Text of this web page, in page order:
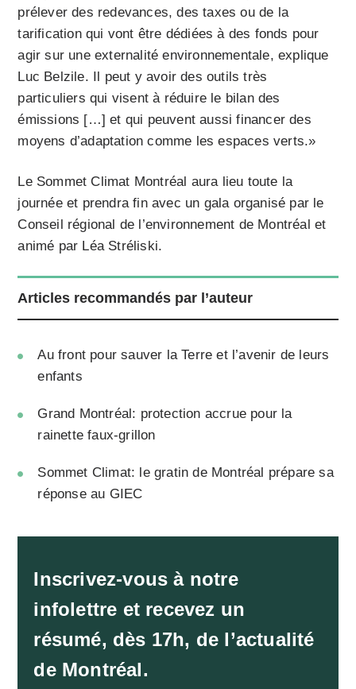
prélever des redevances, des taxes ou de la
tarification qui vont être dédiées à des fonds pour
agir sur une externalité environnementale, explique
Luc Belzile. Il peut y avoir des outils très
particuliers qui visent à réduire le bilan des
émissions […] et qui peuvent aussi financer des
moyens d’adaptation comme les espaces verts.»
Le Sommet Climat Montréal aura lieu toute la
journée et prendra fin avec un gala organisé par le
Conseil régional de l’environnement de Montréal et
animé par Léa Stréliski.
Articles recommandés par l’auteur
Au front pour sauver la Terre et l’avenir de leurs
enfants
Grand Montréal: protection accrue pour la
rainette faux-grillon
Sommet Climat: le gratin de Montréal prépare sa
réponse au GIEC
Inscrivez-vous à notre
infolettre et recevez un
résumé, dès 17h, de l’actualité
de Montréal.